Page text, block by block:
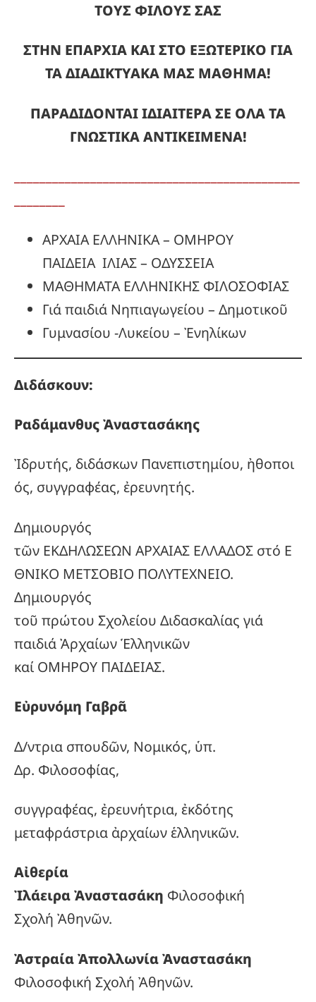
ΤΟΥΣ ΦΙΛΟΥΣ ΣΑΣ
ΣΤΗΝ ΕΠΑΡΧΙΑ ΚΑΙ ΣΤΟ ΕΞΩΤΕΡΙΚΟ ΓΙΑ
ΤΑ ΔΙΑΔΙΚΤΥΑΚΑ ΜΑΣ ΜΑΘΗΜΑ!
ΠΑΡΑΔΙΔΟΝΤΑΙ ΙΔΙΑΙΤΕΡΑ ΣΕ ΟΛΑ ΤΑ
ΓΝΩΣΤΙΚΑ ΑΝΤΙΚΕΙΜΕΝΑ!
ΑΡΧΑΙΑ ΕΛΛΗΝΙΚΑ – ΟΜΗΡΟΥ
ΠΑΙΔΕΙΑ ΙΛΙΑΣ – ΟΔΥΣΣΕΙΑ
ΜΑΘΗΜΑΤΑ ΕΛΛΗΝΙΚΗΣ ΦΙΛΟΣΟΦΙΑΣ
Γιά παιδιά Νηπιαγωγείου – Δημοτικοῦ
Γυμνασίου -Λυκείου – Ἐνηλίκων
Διδάσκουν:
ΡαδάμανθυςἈναστασάκης
Ἰδρυτής, διδάσκων Πανεπιστημίου, ἠθοποι
ός, συγγραφέας, ἐρευνητής.
Δημιουργός
τῶν ΕΚΔΗΛΩΣΕΩΝ ΑΡΧΑΙΑΣ ΕΛΛΑΔΟΣ στό Ε
ΘΝΙΚΟ ΜΕΤΣΟΒΙΟ ΠΟΛΥΤΕΧΝΕΙΟ.
Δημιουργός
τοῦ πρώτου Σχολείου Διδασκαλίας γιά
παιδιά Ἀρχαίων Ἑλληνικῶν
καί ΟΜΗΡΟΥ ΠΑΙΔΕΙΑΣ.
Εὐρυνόμη Γαβρᾶ
Δ/ντρια σπουδῶν, Νομικός, ὑπ.
Δρ. Φιλοσοφίας,
συγγραφέας, ἐρευνήτρια, ἐκδότης
μεταφράστρια ἀρχαίων ἑλληνικῶν.
Αἰθερία
Ἰλάειρα Ἀναστασάκη Φιλοσοφική
Σχολή Ἀθηνῶν.
Ἀστραία Ἀπολλωνία Ἀναστασάκη
Φιλοσοφική Σχολή Ἀθηνῶν.